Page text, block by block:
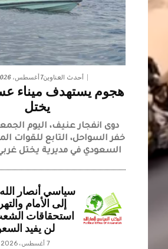
أحدث العناوين7 أغسطس، 2026
هجوم يستهدف ميناء
يختل
دوى انفجار عنيف، اليوم
خفر السواحل، التابع للقوات
السعودي في مديرية يختل
سياسي أنصار
إلى الأمام
استحقاقات
لن يفيد
7 أغسطس، 2026